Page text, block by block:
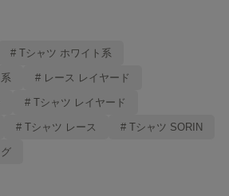
# Tシャツ ホワイト系
# レース レイヤード
# Tシャツ レイヤード
# Tシャツ レース # Tシャツ SORIN